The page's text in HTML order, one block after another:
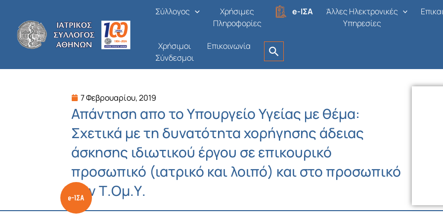
περιεχόμενο
Σύλλογος
Χρήσιμες
Πληροφορίες
e-ΙΣΑ
Άλλες Ηλεκτρονικές
Υπηρεσίες
Χρήσιμοι
Σύνδεσμοι
Επικοινωνία
7 Φεβρουαρίου, 2019
Απάντηση απο το Υπουργείο Υγείας με θέμα:
Σχετικά με τη δυνατότητα χορήγησης άδειας
άσκησης ιδιωτικού έργου σε επικουρικό
προσωπικό (ιατρικό και λοιπό) και στο προσωπικό
των Τ.Ομ.Υ.